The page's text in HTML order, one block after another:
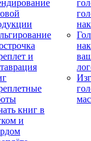
и
книг в
и